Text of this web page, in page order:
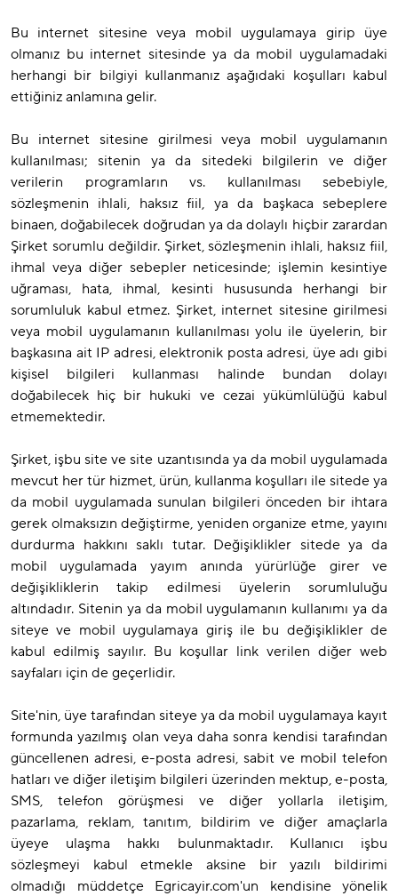
Bu internet sitesine veya mobil uygulamaya girip üye
olmanız bu internet sitesinde ya da mobil uygulamadaki
herhangi bir bilgiyi kullanmanız aşağıdaki koşulları kabul
ettiğiniz anlamına gelir.
Bu internet sitesine girilmesi veya mobil uygulamanın
kullanılması; sitenin ya da sitedeki bilgilerin ve diğer
verilerin programların vs. kullanılması sebebiyle,
sözleşmenin ihlali, haksız fiil, ya da başkaca sebeplere
binaen, doğabilecek doğrudan ya da dolaylı hiçbir zarardan
Şirket sorumlu değildir. Şirket, sözleşmenin ihlali, haksız fiil,
ihmal veya diğer sebepler neticesinde; işlemin kesintiye
uğraması, hata, ihmal, kesinti hususunda herhangi bir
sorumluluk kabul etmez. Şirket, internet sitesine girilmesi
veya mobil uygulamanın kullanılması yolu ile üyelerin, bir
başkasına ait IP adresi, elektronik posta adresi, üye adı gibi
kişisel bilgileri kullanması halinde bundan dolayı
doğabilecek hiç bir hukuki ve cezai yükümlülüğü kabul
etmemektedir.
Şirket, işbu site ve site uzantısında ya da mobil uygulamada
mevcut her tür hizmet, ürün, kullanma koşulları ile sitede ya
da mobil uygulamada sunulan bilgileri önceden bir ihtara
gerek olmaksızın değiştirme, yeniden organize etme, yayını
durdurma hakkını saklı tutar. Değişiklikler sitede ya da
mobil uygulamada yayım anında yürürlüğe girer ve
değişikliklerin takip edilmesi üyelerin sorumluluğu
altındadır. Sitenin ya da mobil uygulamanın kullanımı ya da
siteye ve mobil uygulamaya giriş ile bu değişiklikler de
kabul edilmiş sayılır. Bu koşullar link verilen diğer web
sayfaları için de geçerlidir.
Site'nin, üye tarafından siteye ya da mobil uygulamaya kayıt
formunda yazılmış olan veya daha sonra kendisi tarafından
güncellenen adresi, e-posta adresi, sabit ve mobil telefon
hatları ve diğer iletişim bilgileri üzerinden mektup, e-posta,
SMS, telefon görüşmesi ve diğer yollarla iletişim,
pazarlama, reklam, tanıtım, bildirim ve diğer amaçlarla
üyeye ulaşma hakkı bulunmaktadır. Kullanıcı işbu
sözleşmeyi kabul etmekle aksine bir yazılı bildirimi
olmadığı müddetçe Egricayir.com'un kendisine yönelik